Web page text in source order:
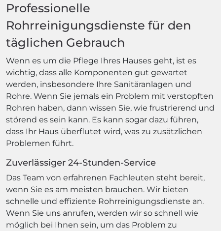
Professionelle
Rohrreinigungsdienste für den
täglichen Gebrauch
Wenn es um die Pflege Ihres Hauses geht, ist es
wichtig, dass alle Komponenten gut gewartet
werden, insbesondere Ihre Sanitäranlagen und
Rohre. Wenn Sie jemals ein Problem mit verstopften
Rohren haben, dann wissen Sie, wie frustrierend und
störend es sein kann. Es kann sogar dazu führen,
dass Ihr Haus überflutet wird, was zu zusätzlichen
Problemen führt.
Zuverlässiger 24-Stunden-Service
Das Team von erfahrenen Fachleuten steht bereit,
wenn Sie es am meisten brauchen. Wir bieten
schnelle und effiziente Rohrreinigungsdienste an.
Wenn Sie uns anrufen, werden wir so schnell wie
möglich bei Ihnen sein, um das Problem zu